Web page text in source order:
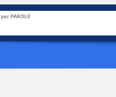
PAROLE